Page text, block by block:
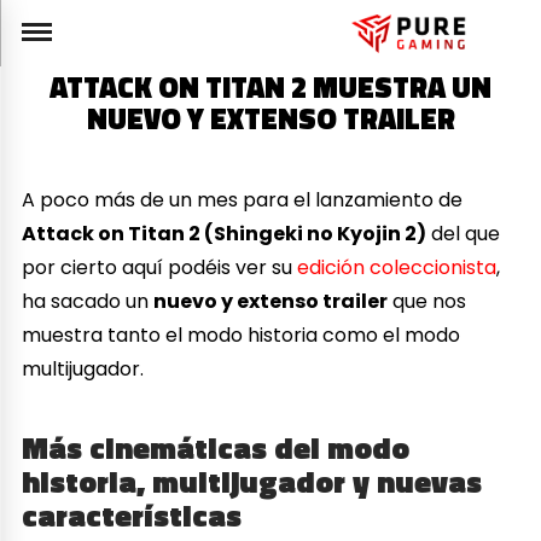
ATTACK ON TITAN 2 MUESTRA UN
NUEVO Y EXTENSO TRAILER
A poco más de un mes para el lanzamiento de
Attack on Titan 2 (Shingeki no Kyojin 2) del que
por cierto aquí podéis ver suedición coleccionista,
ha sacado un nuevo y extenso trailerque nos
muestra tanto el modo historia como el modo
multijugador.
Más cinemáticas del modo
historia, multijugador y nuevas
características